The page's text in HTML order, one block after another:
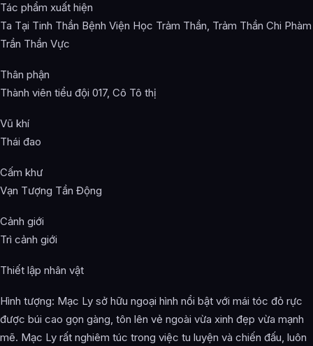
Tác phẩm xuất hiện
Ta Tại Tinh Thần Bệnh Viện Học Trảm Thần, Trảm Thần Chi Phàm
Trần Thần Vực
Thân phận
Thành viên tiểu đội 017, Cô Tô thị
Vũ khí
Thái đao
Cấm khư
Vạn Tượng Tần Động
Cảnh giới
Trì cảnh giới
Thiết lập nhân vật
Hình tượng: Mạc Ly sở hữu ngoại hình nổi bật với mái tóc đỏ rực
được búi cao gọn gàng, tôn lên vẻ ngoài vừa xinh đẹp vừa mạnh
mẽ. Mạc Ly rất nghiêm túc trong việc tu luyện và chiến đấu, luôn